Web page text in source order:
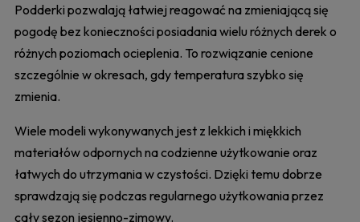
Podderki pozwalają łatwiej reagować na zmieniającą się
pogodę bez konieczności posiadania wielu różnych derek o
różnych poziomach ocieplenia. To rozwiązanie cenione
szczególnie w okresach, gdy temperatura szybko się
zmienia.
Wiele modeli wykonywanych jest z lekkich i miękkich
materiałów odpornych na codzienne użytkowanie oraz
łatwych do utrzymania w czystości. Dzięki temu dobrze
sprawdzają się podczas regularnego użytkowania przez
cały sezon jesienno-zimowy.